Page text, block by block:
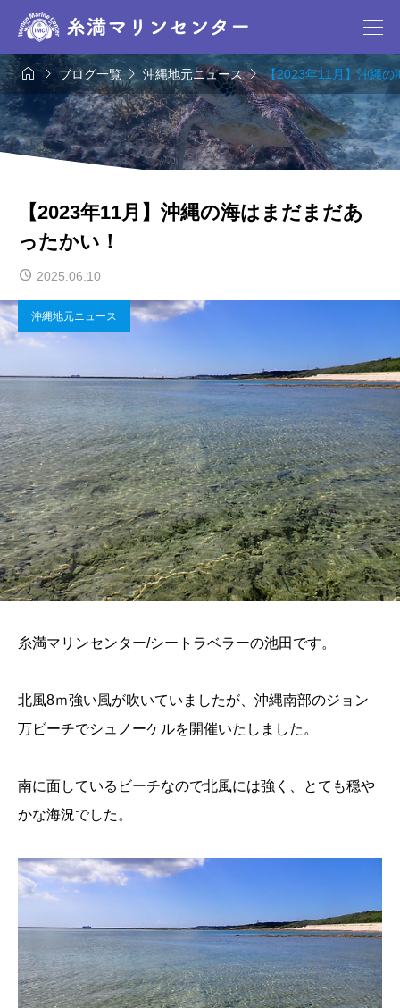
ブログ一覧沖縄地元ニュース【2023年11月】沖縄の
【2023年11月】沖縄の海はまだまだあ
ったかい！
2025.06.10
沖縄地元ニュース
糸満マリンセンター/シートラベラーの池田です。
北風8ｍ強い風が吹いていましたが、沖縄南部のジョン
万ビーチでシュノーケルを開催いたしました。
南に面しているビーチなので北風には強く、とても穏や
かな海況でした。